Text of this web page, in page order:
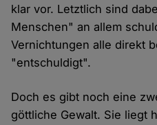
klar vor. Letztlich sind
Menschen" an allem
Vernichtungen alle direkt
"entschuldigt".
Doch es gibt noch eine
göttliche Gewalt. Sie liegt